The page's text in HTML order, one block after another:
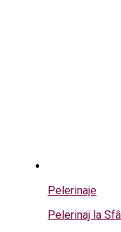
Pelerinaje
Pelerinaj la